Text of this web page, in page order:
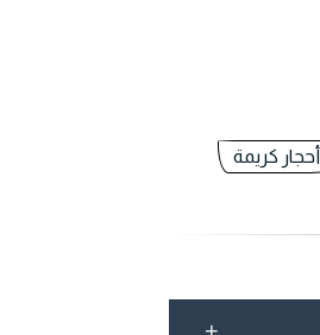
أحجار كريمة